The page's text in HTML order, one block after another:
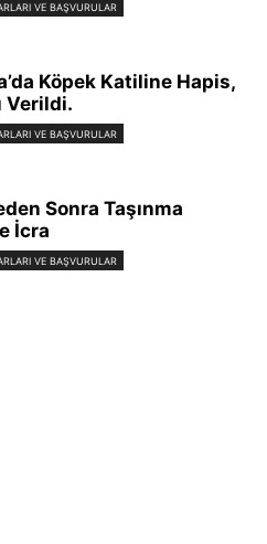
VE BAŞVURULAR
Köpek Katiline Hapis,
Verildi.
VE BAŞVURULAR
Sonra Taşınma
İcra
VE BAŞVURULAR